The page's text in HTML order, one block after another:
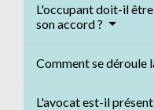
L'occupant doit-il
son accord ?
Comment se déroule
L'avocat est-il